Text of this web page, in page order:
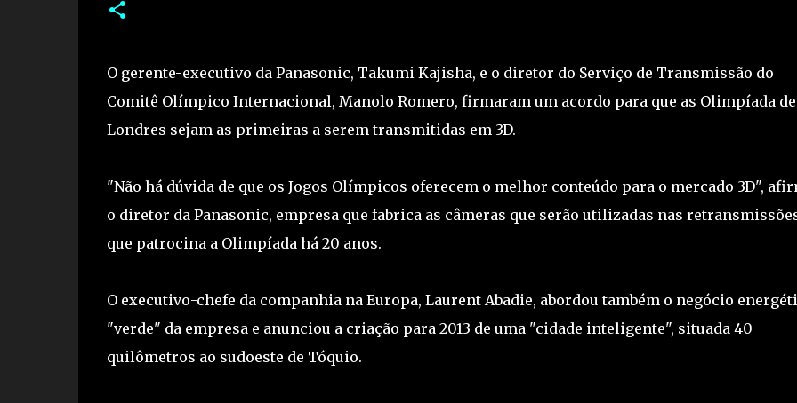
O gerente-executivo da Panasonic, Takumi Kajisha, e o diretor do Serviço de Transmissão do
Comitê Olímpico Internacional, Manolo Romero, firmaram um acordo para que as Olimpíada de
Londres sejam as primeiras a serem transmitidas em 3D.
"Não há dúvida de que os Jogos Olímpicos oferecem o melhor conteúdo para o mercado 3D",
o diretor da Panasonic, empresa que fabrica as câmeras que serão utilizadas nas
que patrocina a Olimpíada há 20 anos.
O executivo-chefe da companhia na Europa, Laurent Abadie, abordou também o negócio
"verde" da empresa e anunciou a criação para 2013 de uma "cidade inteligente", situada 40
quilômetros ao sudoeste de Tóquio.